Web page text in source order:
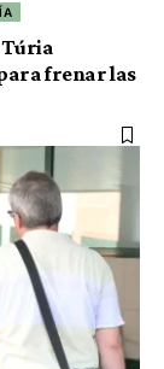
Túria
frenar las